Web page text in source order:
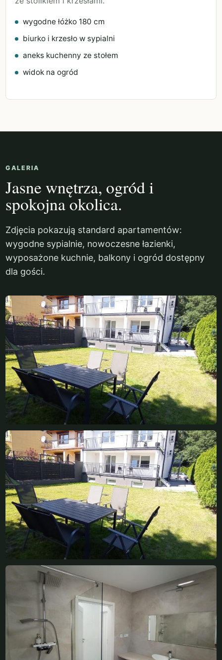
wygodne łóżko 180 cm
biurko i krzesło w sypialni
aneks kuchenny ze stołem
widok na ogród
GALERIA
Jasne wnętrza, ogród i
spokojna okolica.
Zdjęcia pokazują standard apartamentów:
wygodne sypialnie, nowoczesne łazienki,
wyposażone kuchnie, balkony i ogród dostępny
dla gości.